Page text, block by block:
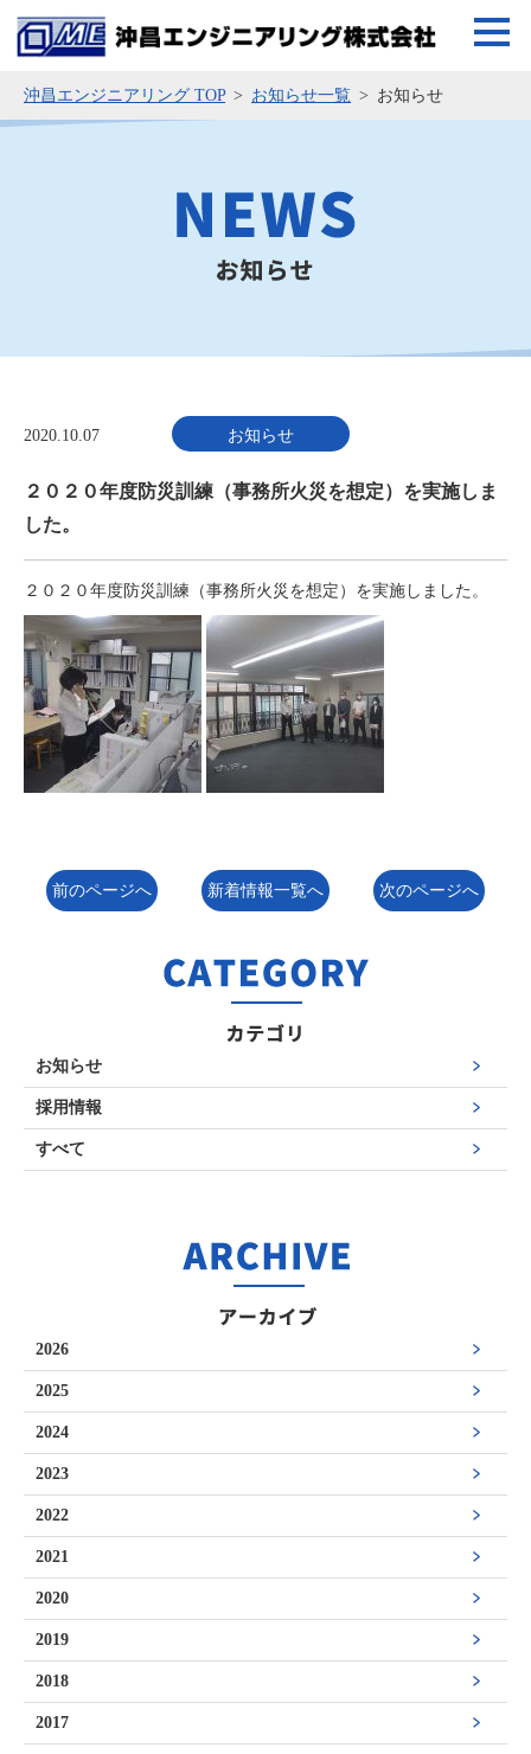
沖昌エンジニアリング TOP お知らせ一覧 お知らせ
2020.10.07 お知らせ
２０２０年度防災訓練（事務所火災を想定）を実施しま
した。
２０２０年度防災訓練（事務所火災を想定）を実施しました。
前のページへ 新着情報一覧へ 次のページへ
お知らせ
採用情報
すべて
2026
2025
2024
2023
2022
2021
2020
2019
2018
2017